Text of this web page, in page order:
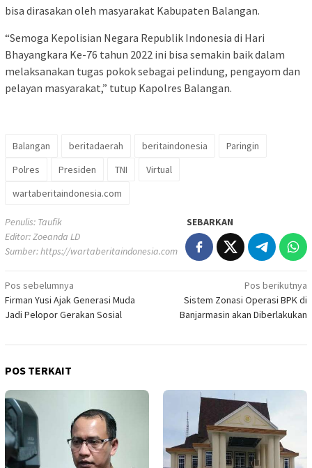
bisa dirasakan oleh masyarakat Kabupaten Balangan.
“Semoga Kepolisian Negara Republik Indonesia di Hari
Bhayangkara Ke-76 tahun 2022 ini bisa semakin baik dalam
melaksanakan tugas pokok sebagai pelindung, pengayom dan
pelayan masyarakat,” tutup Kapolres Balangan.
Balangan beritadaerah beritaindonesia
Paringin
Polres
Presiden TNI
Virtual
wartaberitaindonesia.com
Penulis: Taufik
Editor: Zoeanda LD
Sumber:https://wartaberitaindonesia.com
SEBARKAN
Navigasi
pos
Pos sebelumnya
Firman Yusi Ajak Generasi Muda
Jadi Pelopor Gerakan Sosial
Pos berikutnya
Sistem Zonasi Operasi BPK di
Banjarmasin akan Diberlakukan
POS TERKAIT